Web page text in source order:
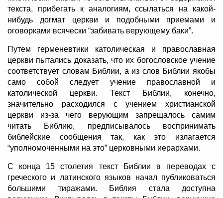
текста, прибегать к аналогиям, ссылаться на какой-
нибудь догмат церкви и подобными приемами и
оговорками всячески “забивать верующему баки”.
Путем герменевтики католическая и православная
церкви пытались доказать, что их богословское учение
соответствует словам Библии, а из слов Библии якобы
само собой следует учение православной и
католической церкви. Текст Библии, конечно,
значительно расходился с учением христианской
церкви из-за чего верующим запрещалось самим
читать Библию, предписывалось воспринимать
библейские сообщения так, как это излагается
“уполномоченными на это” церковными иерархами.
С конца 15 столетия текст Библии в переводах с
греческого и латинского языков начал публиковаться
большими тиражами. Библия стала доступна